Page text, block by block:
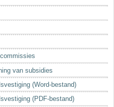
van subsidies
(Word-bestand)
(PDF-bestand)